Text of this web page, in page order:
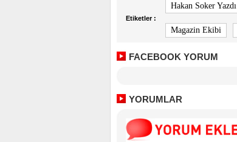
Etiketler :
Hakan Soker Yazdı
Magazin Ekibi
FACEBOOK YORUM
YORUMLAR